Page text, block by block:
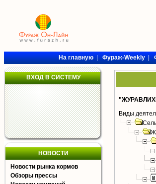
На главную|Фураж-Weekly|
ВХОД В СИСТЕМУ
НОВОСТИ
Новости рынка кормов
Обзоры прессы
Виды